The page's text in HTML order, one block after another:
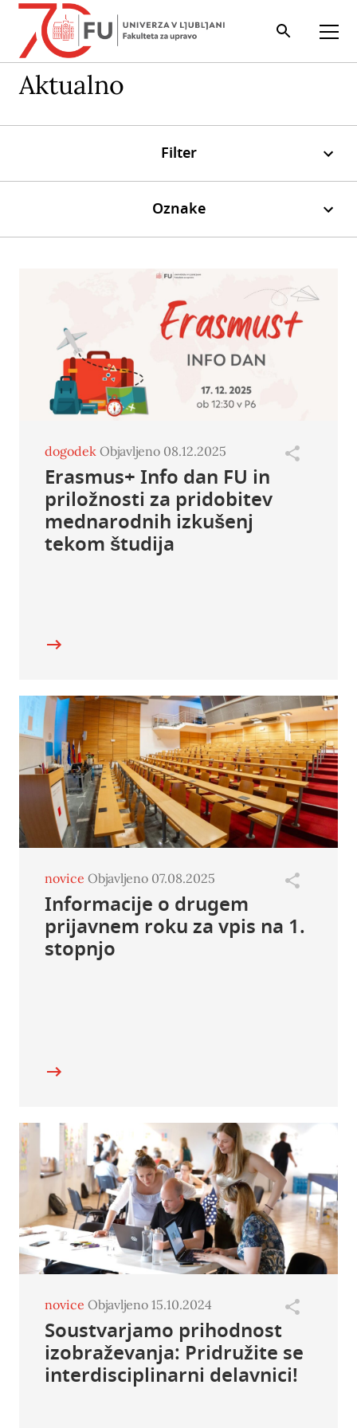
Iskalnik Odpri
Aktualno
Filter
Oznake
dogodek Objavljeno 08.12.2025
Erasmus+ Info dan FU in
priložnosti za pridobitev
mednarodnih izkušenj
tekom študija
novice Objavljeno 07.08.2025
Informacije o drugem
prijavnem roku za vpis na 1.
stopnjo
novice Objavljeno 15.10.2024
Soustvarjamo prihodnost
izobraževanja: Pridružite se
interdisciplinarni delavnici!